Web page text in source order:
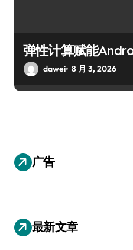
弹性计算赋能
dawei 8 月 3, 2026
广告
最新文章